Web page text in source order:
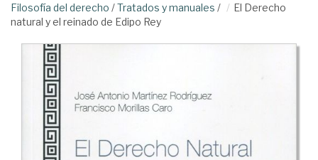
Filosofía del derecho /Tratados y manuales /
El Derecho
natural y el reinado de Edipo Rey